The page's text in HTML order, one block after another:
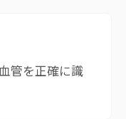
管を正確に識